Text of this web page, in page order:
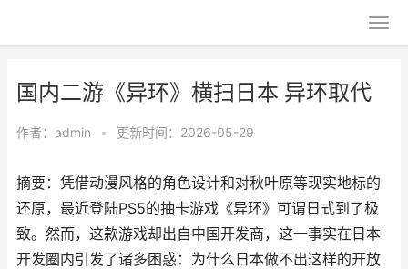
国内二游《异环》横扫日本 异环取代
作者： admin • 更新时间：2026-05-29
摘要：凭借动漫风格的角色设计和对秋叶原等现实地标的
还原，最近登陆PS5的抽卡游戏《异环》可谓日式到了极
致。然而，这款游戏却出自中国开发商，这一事实在日本
开发圈内引发了诸多困惑：为什么日本做不出这样的开放